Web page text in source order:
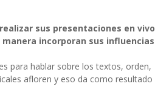
sus presentaciones en vivo
incorporan sus influencias
para hablar sobre los textos, orden,
afloren y eso da como resultado